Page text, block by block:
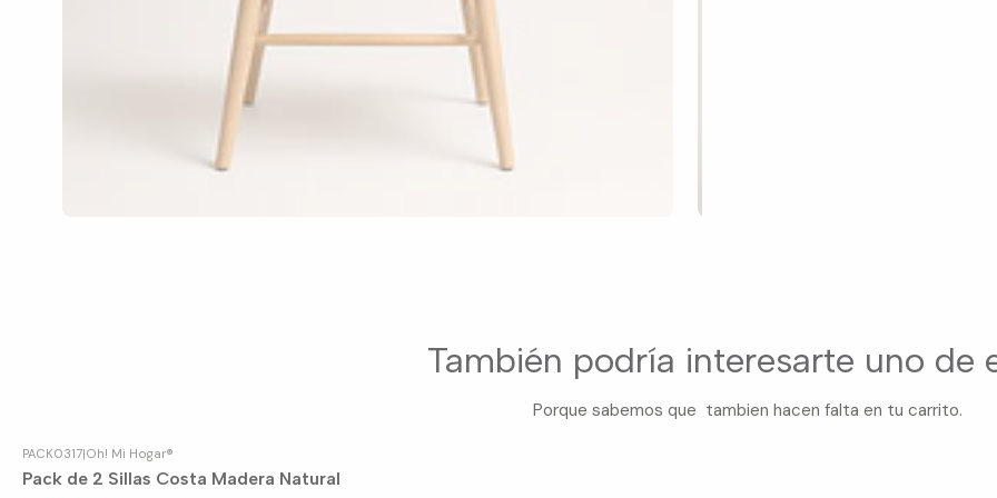
También podría interesarte uno de
Porque sabemos que tambien hacen falta en tu carrito.
OFF
Agotado
PACK0317|Oh! Mi Hogar®
Pack de 2 Sillas Costa Madera Natural